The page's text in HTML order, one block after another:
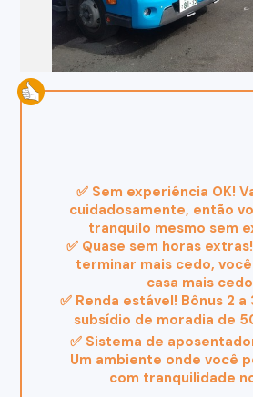
✅ Sem experiência OK!
cuidadosamente, então
tranquilo mesmo sem
✅ Quase sem horas
terminar mais cedo,
casa mais cedo
✅ Renda estável! Bônus 2 a
subsídio de moradia de
✅ Sistema de
Um ambiente onde você
com tranquilidade